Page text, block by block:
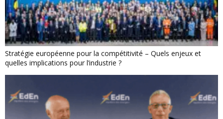
Stratégie européenne pour la compétitivité – Quels enjeux et
quelles implications pour l’industrie ?